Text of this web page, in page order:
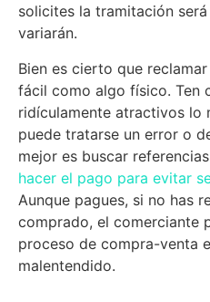
solicites la tramitación
variarán.
Bien es cierto que
fácil como algo físico. Ten
ridículamente atractivos lo
puede tratarse un error o
mejor es buscar
hacer el pago para evitar
Aunque pagues, si no has
comprado, el comerciante
proceso de compra-venta
malentendido.